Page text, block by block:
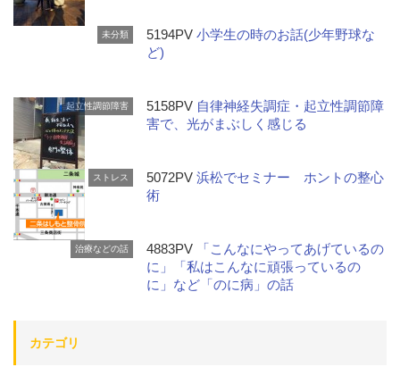
未分類 5194PV小学生の時のお話(少年野球な
ど)
起立性調節障害 5158PV 自律神経失調症・起立性調節障
害で、光がまぶしく感じる
ストレス 5072PV浜松でセミナー ホントの整心
術
治療などの話 4883PV
「こんなにやってあげているの
に」「私はこんなに頑張っているの
に」など「のに病」の話
カテゴリ